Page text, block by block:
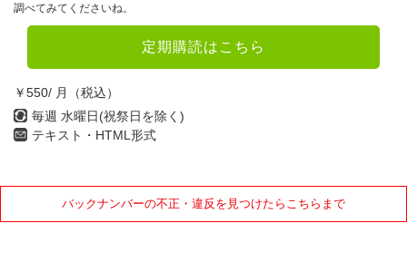
調べてみてくださいね。
定期購読はこちら
￥550/ 月（税込）
毎週 水曜日(祝祭日を除く)
テキスト・HTML形式
バックナンバーの不正・違反を見つけたらこちらまで